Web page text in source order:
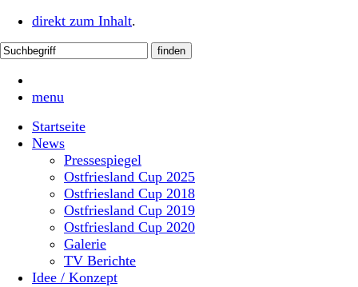
direkt zum Inhalt.
menu
Startseite
News
Pressespiegel
Ostfriesland Cup 2025
Ostfriesland Cup 2018
Ostfriesland Cup 2019
Ostfriesland Cup 2020
Galerie
TV Berichte
Idee / Konzept